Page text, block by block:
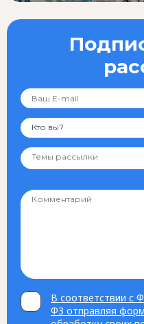
Кто вы?
В соответствии с
ФЗ отправляя